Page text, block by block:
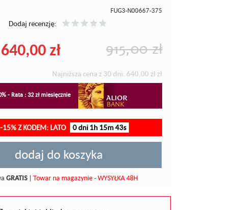
FUG3-N00667-375
Dodaj recenzję:
915,00 zł
640,00 zł
Najniższa cena z 30 dni: 640,00 zł zł
- Rata : 32 zł miesięcznie
15% Z KODEM: LATO 0 dni 1h 15m 42s
dodaj do koszyka
GRATIS|Towar na magazynie - WYSYŁKA 48H